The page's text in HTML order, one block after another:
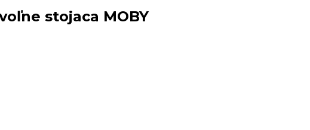
stojaca MOBY